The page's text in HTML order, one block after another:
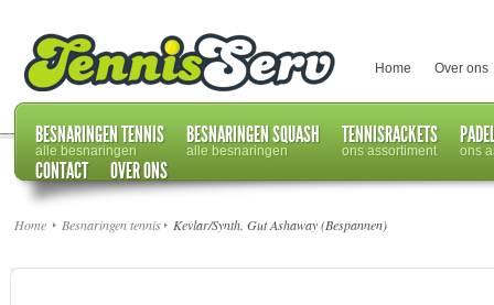
Home Over ons
BESNARINGEN TENNIS
alle besnaringen
BESNARINGEN SQUASH
alle besnaringen
TENNISRACKETS
ons assortiment ons
CONTACT OVER ONS
Home Besnaringen tennis Kevlar/Synth. Gut Ashaway (Bespannen)